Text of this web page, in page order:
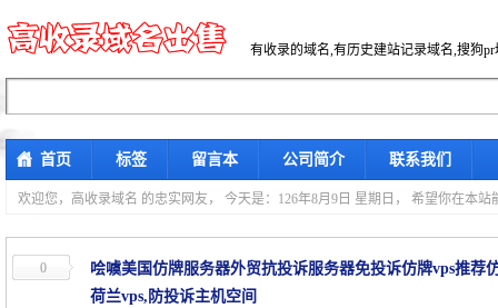
有收录的域名,有历史建站记录域名,搜狗
首页 标签 留言本 公司简介 联系我们
欢迎您，高收录域名 的忠实网友， 今天是：126年8月9日 星期日， 希望你在本
0
哙噳美国仿牌服务器外贸抗投诉服务器免投诉仿牌vps推荐
荷兰vps,防投诉主机空间